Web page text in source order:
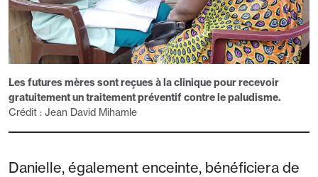
Les futures mères sont reçues à la clinique pour recevoir
gratuitement un traitement préventif contre le paludisme.
Crédit : Jean David Mihamle
Danielle, également enceinte, bénéficiera de